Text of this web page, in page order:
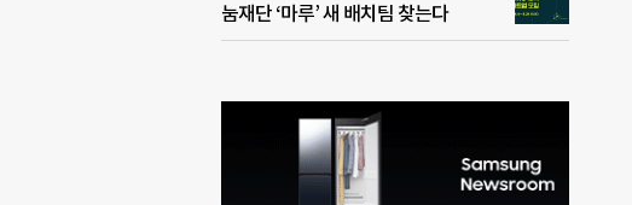
눔재단 ‘마루’ 새 배치팀 찾는다